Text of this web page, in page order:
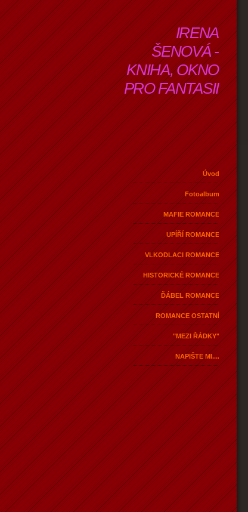
IRENA
ŠENOVÁ -
KNIHA, OKNO
PRO FANTASII
Úvod
Fotoalbum
MAFIE ROMANCE
UPÍŘÍ ROMANCE
VLKODLACI ROMANCE
HISTORICKÉ ROMANCE
ĎÁBEL ROMANCE
ROMANCE OSTATNÍ
"MEZI ŘÁDKY"
NAPIŠTE MI....